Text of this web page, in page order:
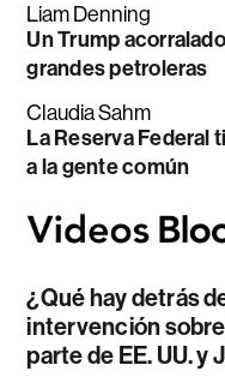
Liam Denning
Un Trump
grandes petroleras
Claudia Sahm
La Reserva Federal
a la gente común
¿Qué hay detrás
intervención
parte de EE. UU. y